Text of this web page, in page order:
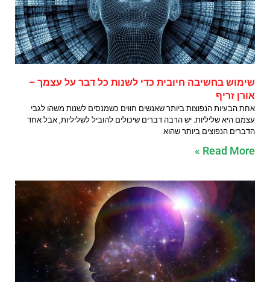
שימוש בחשיבה חיובית כדי לשנות כל דבר על עצמך –
אורן זריף
אחת הבעיות הנפוצות ביותר שאנשים חווים כשמנסים לשנות משהו לגבי
עצמם היא שליליות. יש הרבה דברים שיכולים להוביל לשליליות, אבל אחד
הדברים הנפוצים ביותר שהוא
Read More »